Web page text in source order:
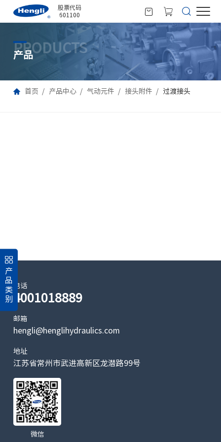
股票代码
601100
PRODUCTS
产品
首页 产品中心 气动元件 接头附件 过渡接头
产
品
类
别
电话
4001018889
邮箱
hengli@henglihydraulics.com
地址
江苏省常州市武进高新区龙潜路99号
微信